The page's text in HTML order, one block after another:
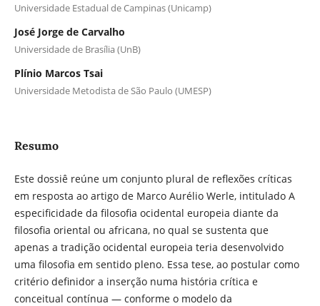
Universidade Estadual de Campinas (Unicamp)
José Jorge de Carvalho
Universidade de Brasília (UnB)
Plínio Marcos Tsai
Universidade Metodista de São Paulo (UMESP)
Resumo
Este dossiê reúne um conjunto plural de reflexões críticas
em resposta ao artigo de Marco Aurélio Werle, intitulado A
especificidade da filosofia ocidental europeia diante da
filosofia oriental ou africana, no qual se sustenta que
apenas a tradição ocidental europeia teria desenvolvido
uma filosofia em sentido pleno. Essa tese, ao postular como
critério definidor a inserção numa história crítica e
conceitual contínua — conforme o modelo da